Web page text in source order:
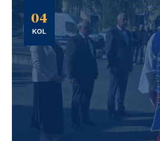
04
KOL